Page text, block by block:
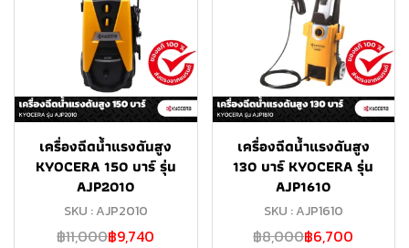
เครื่องฉีดน้ำแรงดันสูง
KYOCERA 150 บาร์ รุ่น
AJP2010
SKU : AJP2010
฿11,000฿9,740
เครื่องฉีดน้ำแรงดันสูง
130 บาร์ KYOCERA รุ่น
AJP1610
SKU : AJP1610
฿8,000฿6,700